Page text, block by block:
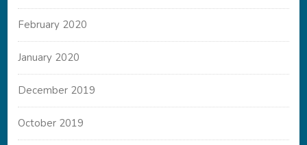
February 2020
January 2020
December 2019
October 2019